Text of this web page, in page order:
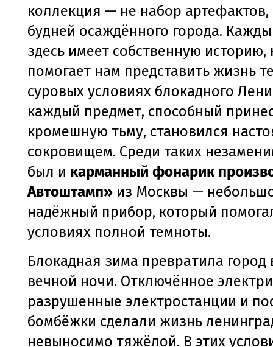
коллекция — не набор артефактов,
будней осаждённого города.
здесь имеет собственную историю,
помогает нам представить жизнь
суровых условиях блокадного
каждый предмет, способный
кромешную тьму, становился
сокровищем. Среди таких
был и карманный фонарик
Автоштамп» из Москвы —
надёжный прибор, который
условиях полной темноты.
Блокадная зима превратила город
вечной ночи. Отключённое
разрушенные электростанции и
бомбёжки сделали жизнь
невыносимо тяжёлой. В этих